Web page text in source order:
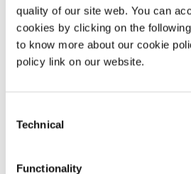
quality of our site web. You can
cookies by clicking on the
to know more about our cookie
policy link on our website.
Selection
Technical
Functionality
Gassen
Stikstof - N2
Sectors of Application
Rubber en plastiek
Basische en/of organische chemie +